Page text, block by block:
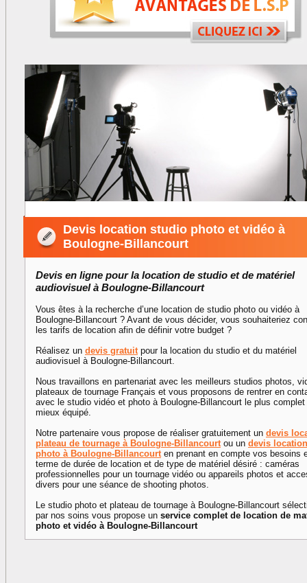
Devis location studio photo et vidéo à
Boulogne-Billancourt
Devis en ligne pour la location de studio et de matériel
audiovisuel à Boulogne-Billancourt
Vous êtes à la recherche d’une location de studio photo ou vidéo à
Boulogne-Billancourt ? Avant de vous décider, vous souhaiteriez
les tarifs de location afin de définir votre budget ?
Réalisez un devis gratuit pour la location du studio et du matériel
audiovisuel à Boulogne-Billancourt.
Nous travaillons en partenariat avec les meilleurs studios photos,
plateaux de tournage Français et vous proposons de rentrer en
avec le studio vidéo et photo à Boulogne-Billancourt le plus
mieux équipé.
Notre partenaire vous propose de réaliser gratuitement un devis
plateau de tournage à Boulogne-Billancourt ou un devis
photo à Boulogne-Billancourt en prenant en compte vos besoins
terme de durée de location et de type de matériel désiré : caméras
professionnelles pour un tournage vidéo ou appareils photos et
divers pour une séance de shooting photos.
Le studio photo et plateau de tournage à Boulogne-Billancourt
par nos soins vous propose un service complet de location de
photo et vidéo à Boulogne-Billancourt